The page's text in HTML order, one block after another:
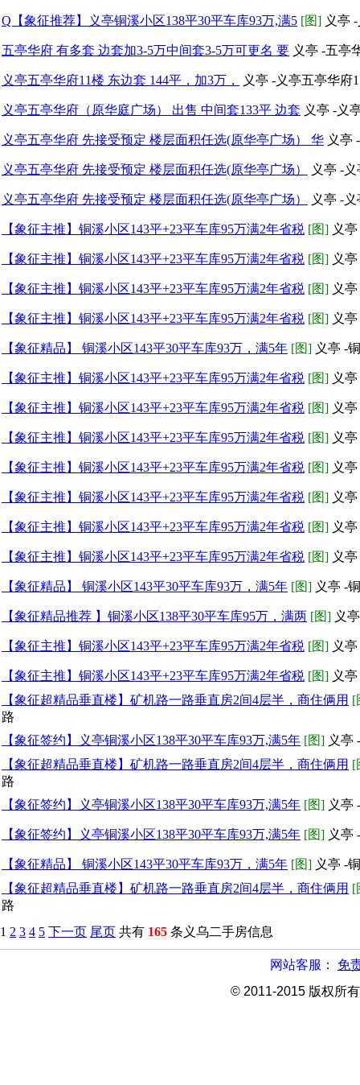
Q【象征推荐】义亭铜溪小区138平30平车库93万,满5 [图] 义亭
五亭华府 有多套 边套加3-5万中间套3-5万可更名 要 义亭 -五亭
义亭五亭华府11楼 东边套 144平，加3万， 义亭 -义亭五亭华府
义亭五亭华府（原华庭广场） 出售 中间套133平 边套 义亭 -义
义亭五亭华府 先接受预定 楼层面积任选(原华亭广场） 华 义亭
义亭五亭华府 先接受预定 楼层面积任选(原华亭广场） 义亭 -
义亭五亭华府 先接受预定 楼层面积任选(原华亭广场） 义亭 -
【象征主推】铜溪小区143平+23平车库95万满2年省税 [图] 义
【象征主推】铜溪小区143平+23平车库95万满2年省税 [图] 义
【象征主推】铜溪小区143平+23平车库95万满2年省税 [图] 义
【象征主推】铜溪小区143平+23平车库95万满2年省税 [图] 义
【象征精品】 铜溪小区143平30平车库93万，满5年 [图] 义亭 -
【象征主推】铜溪小区143平+23平车库95万满2年省税 [图] 义
【象征主推】铜溪小区143平+23平车库95万满2年省税 [图] 义
【象征主推】铜溪小区143平+23平车库95万满2年省税 [图] 义
【象征主推】铜溪小区143平+23平车库95万满2年省税 [图] 义
【象征主推】铜溪小区143平+23平车库95万满2年省税 [图] 义
【象征主推】铜溪小区143平+23平车库95万满2年省税 [图] 义
【象征主推】铜溪小区143平+23平车库95万满2年省税 [图] 义
【象征精品】 铜溪小区143平30平车库93万，满5年 [图] 义亭 -
【象征精品推荐 】铜溪小区138平30平车库95万，满两 [图] 义
【象征主推】铜溪小区143平+23平车库95万满2年省税 [图] 义
【象征主推】铜溪小区143平+23平车库95万满2年省税 [图] 义
【象征超精品垂直楼】矿机路一路垂直房2间4层半，商住俩用 [
路
【象征签约】义亭铜溪小区138平30平车库93万,满5年 [图] 义亭
【象征超精品垂直楼】矿机路一路垂直房2间4层半，商住俩用 [
路
【象征签约】义亭铜溪小区138平30平车库93万,满5年 [图] 义亭
【象征签约】义亭铜溪小区138平30平车库93万,满5年 [图] 义亭
【象征精品】 铜溪小区143平30平车库93万，满5年 [图] 义亭 -
【象征超精品垂直楼】矿机路一路垂直房2间4层半，商住俩用 [
路
1 2 3 4 5 下一页 尾页 共有 165 条义乌二手房信息
网站客服：
免
© 2011-2015 版权所